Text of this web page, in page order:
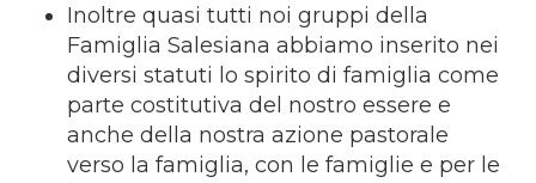
Inoltre quasi tutti noi gruppi della
Famiglia Salesiana abbiamo inserito nei
diversi statuti lo spirito di famiglia come
parte costitutiva del nostro essere e
anche della nostra azione pastorale
verso la famiglia, con le famiglie e per le